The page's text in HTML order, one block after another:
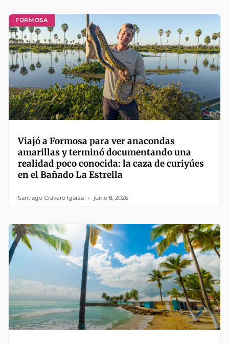
FORMOSA
Viajó a Formosa para ver anacondas
amarillas y terminó documentando una
realidad poco conocida: la caza de curiyúes
en el Bañado La Estrella
Santiago Cravero Igarza junio 8, 2026